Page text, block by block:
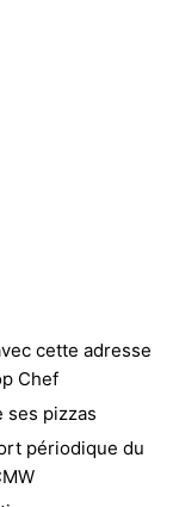
cette adresse
Chef
ses pizzas
périodique du